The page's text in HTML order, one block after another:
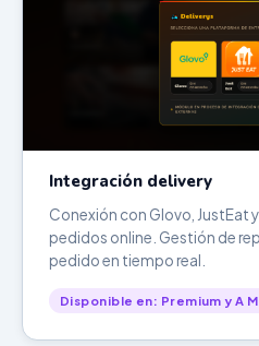
Integración delivery
Conexión con Glovo, JustEat
pedidos online. Gestión de
pedido en tiempo real.
Disponible en: Premium y A